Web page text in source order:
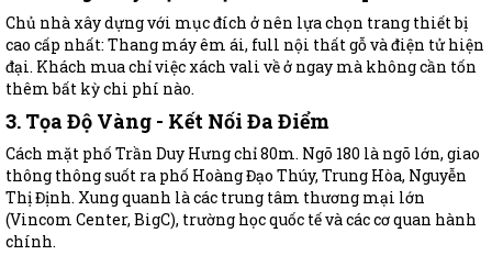
Chủ nhà xây dựng với mục đích ở nên lựa chọn trang thiết bị
cao cấp nhất: Thang máy êm ái, full nội thất gỗ và điện tử hiện
đại. Khách mua chỉ việc xách vali về ở ngay mà không cần tốn
thêm bất kỳ chi phí nào.
3. Tọa Độ Vàng - Kết Nối Đa Điểm
Cách mặt phố Trần Duy Hưng chỉ 80m. Ngõ 180 là ngõ lớn, giao
thông thông suốt ra phố Hoàng Đạo Thúy, Trung Hòa, Nguyễn
Thị Định. Xung quanh là các trung tâm thương mại lớn
(Vincom Center, BigC), trường học quốc tế và các cơ quan hành
chính.